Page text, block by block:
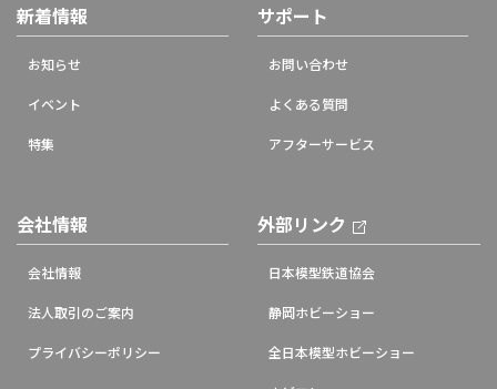
新着情報
お知らせ
イベント
特集
サポート
お問い合わせ
よくある質問
アフターサービス
会社情報
会社情報
法人取引のご案内
プライバシーポリシー
外部リンク
日本模型鉄道協会
静岡ホビーショー
全日本模型ホビーショー